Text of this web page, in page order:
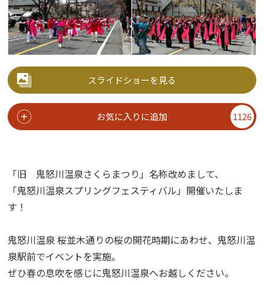
スライドショーを見る
お気に入りに追加 1126
「旧 鬼怒川温泉さくらまつり」名称改めまして、
「鬼怒川温泉スプリングフェスティバル」開催いたしま
す！
鬼怒川温泉 桜並木通りの桜の開花時期にあわせ、鬼怒川温
泉駅前でイベントを実施。
ぜひ春の息吹を感じに鬼怒川温泉へお越しください。